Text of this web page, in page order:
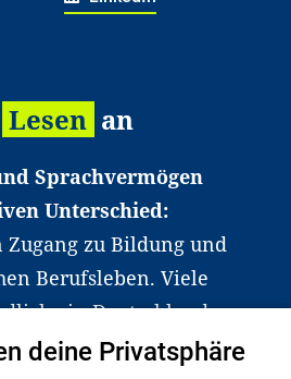
Lesen an
Sprachvermögen
Unterschied:
Zugang zu Bildung und
Berufsleben. Viele
in Deutschland
Schwierigkeiten dabei.
deine Privatsphäre